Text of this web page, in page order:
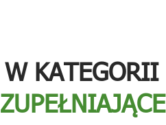
W KATEGORII